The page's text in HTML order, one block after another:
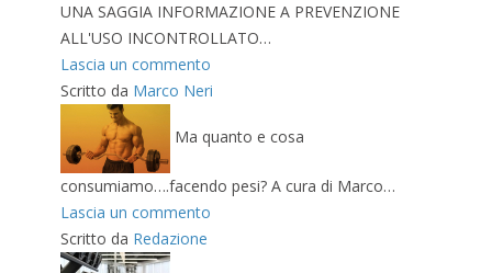
UNA SAGGIA INFORMAZIONE A PREVENZIONE
ALL'USO INCONTROLLATO…
Lascia un commento
Scritto da Marco Neri
Ma quanto e cosa
consumiamo….facendo pesi? A cura di Marco…
Lascia un commento
Scritto da Redazione